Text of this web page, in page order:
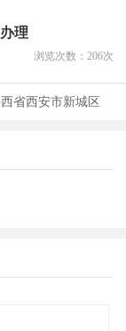
理
浏览次数： 206次
西省西安市新城区